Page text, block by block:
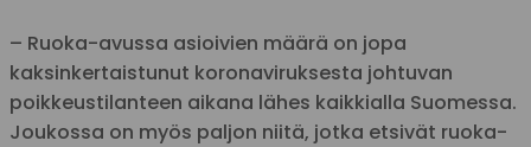
– Ruoka-avussa asioivien määrä on jopa
kaksinkertaistunut koronaviruksesta johtuvan
poikkeustilanteen aikana lähes kaikkialla Suomessa.
Joukossa on myös paljon niitä, jotka etsivät ruoka-